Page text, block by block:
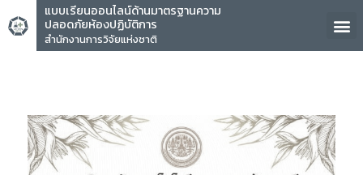
แบบเรียนออนไลน์ด้านมาตรฐานความ
ปลอดภัยห้องปฏิบัติการ
สำนักงานการวิจัยแห่งชาติ